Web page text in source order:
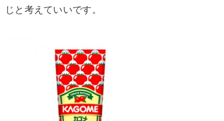
じと考えていいです。